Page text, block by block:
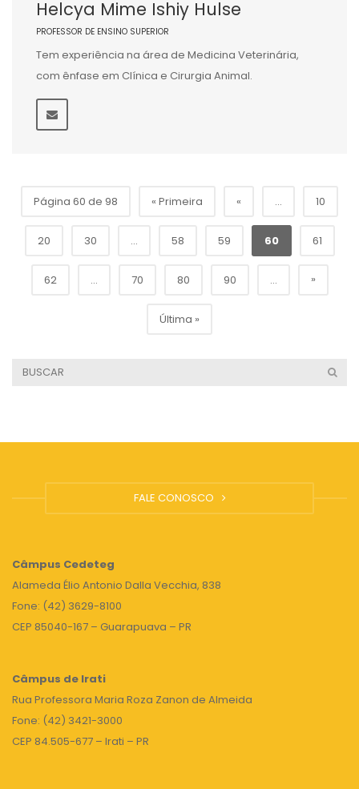
Helcya Mime Ishiy Hulse
PROFESSOR DE ENSINO SUPERIOR
Tem experiência na área de Medicina Veterinária,
com ênfase em Clínica e Cirurgia Animal.
Página 60 de 98 « Primeira « ... 10
20 30 ... 58 59 60 61
62 ... 70 80 90 ... »
Última »
FALE CONOSCO
Câmpus Cedeteg
Alameda Élio Antonio Dalla Vecchia, 838
Fone: (42) 3629-8100
CEP 85040-167 – Guarapuava – PR
Câmpus de Irati
Rua Professora Maria Roza Zanon de Almeida
Fone: (42) 3421-3000
CEP 84.505-677 – Irati – PR